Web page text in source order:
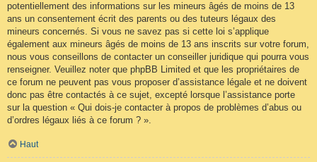
potentiellement des informations sur les mineurs âgés de moins de 13
ans un consentement écrit des parents ou des tuteurs légaux des
mineurs concernés. Si vous ne savez pas si cette loi s’applique
également aux mineurs âgés de moins de 13 ans inscrits sur votre forum,
nous vous conseillons de contacter un conseiller juridique qui pourra vous
renseigner. Veuillez noter que phpBB Limited et que les propriétaires de
ce forum ne peuvent pas vous proposer d’assistance légale et ne doivent
donc pas être contactés à ce sujet, excepté lorsque l’assistance porte
sur la question « Qui dois-je contacter à propos de problèmes d’abus ou
d’ordres légaux liés à ce forum ? ».
Haut